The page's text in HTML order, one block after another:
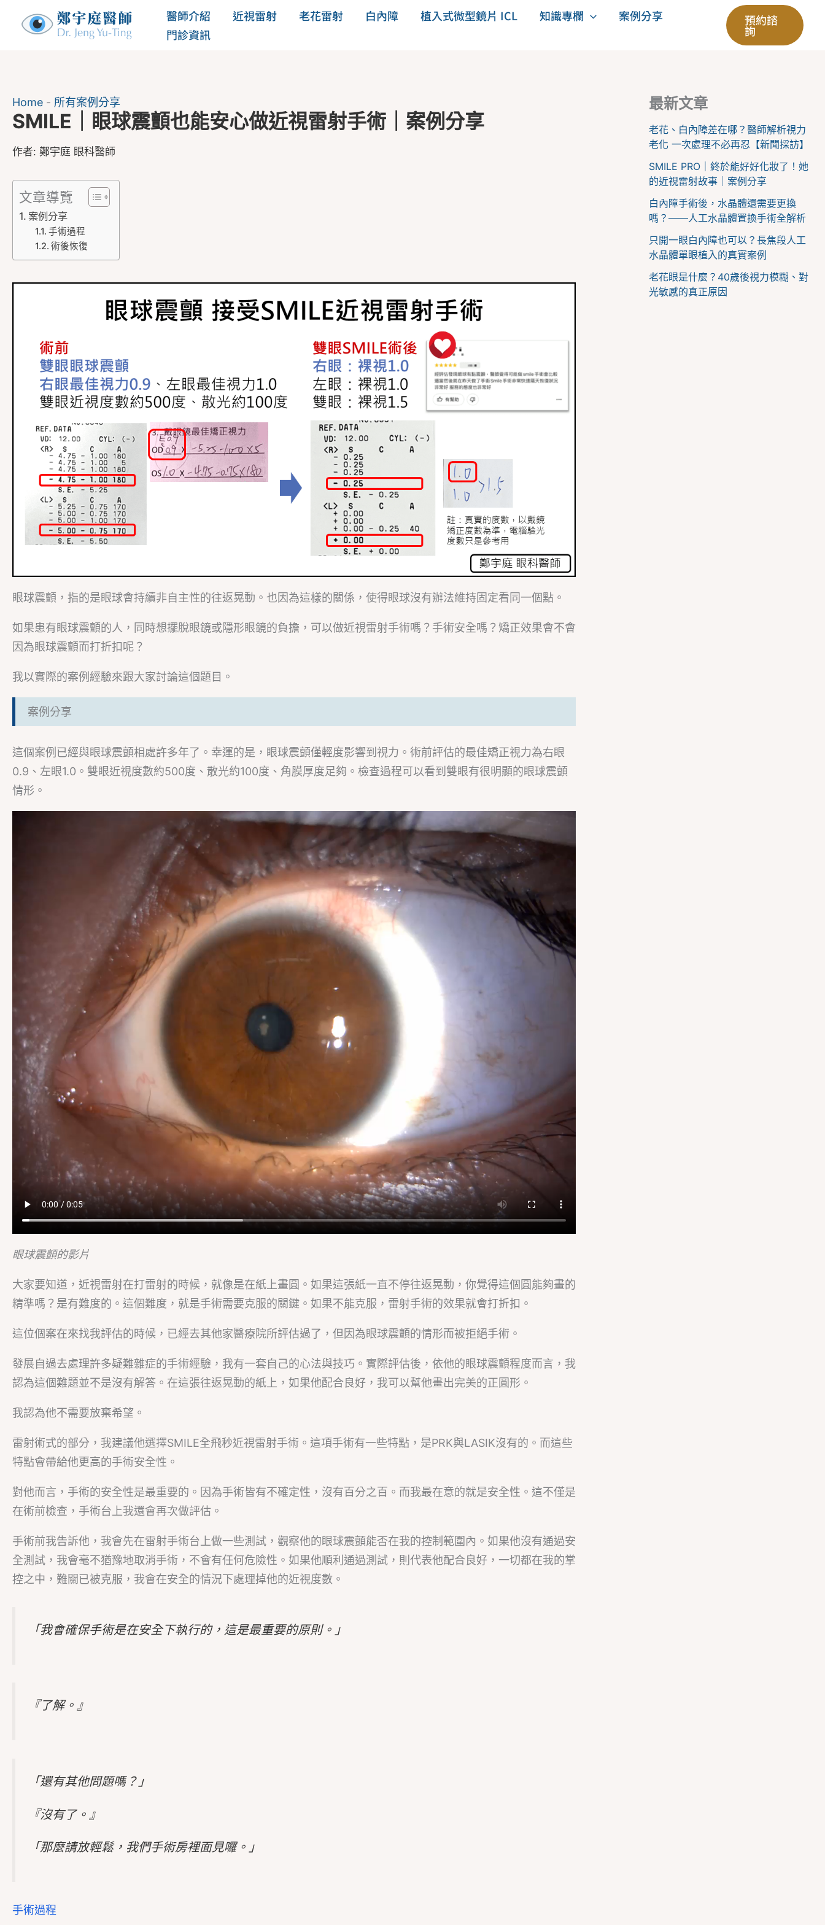
醫師介紹 近視雷射 老花雷射 白內障 植入式微型鏡片 ICL 知識專欄
案例分享
門診資訊
預約諮
詢
Home - 所有案例分享
SMILE｜眼球震顫也能安心做近視雷射手術｜案例分享
作者: 鄭宇庭 眼科醫師
文章導覽
案例分享
手術過程
術後恢復
眼球震顫，指的是眼球會持續非自主性的往返晃動。也因為這樣的關係，使得眼球沒有辦法維持固定看同一個點。
如果患有眼球震顫的人，同時想擺脫眼鏡或隱形眼鏡的負擔，可以做近視雷射手術嗎？手術安全嗎？矯正效果會不會
因為眼球震顫而打折扣呢？
我以實際的案例經驗來跟大家討論這個題目。
案例分享
這個案例已經與眼球震顫相處許多年了。幸運的是，眼球震顫僅輕度影響到視力。術前評估的最佳矯正視力為右眼
0.9、左眼1.0。雙眼近視度數約500度、散光約100度、角膜厚度足夠。檢查過程可以看到雙眼有很明顯的眼球震顫
情形。
眼球震顫的影片
大家要知道，近視雷射在打雷射的時候，就像是在紙上畫圓。如果這張紙一直不停往返晃動，你覺得這個圓能夠畫的
精準嗎？是有難度的。這個難度，就是手術需要克服的關鍵。如果不能克服，雷射手術的效果就會打折扣。
這位個案在來找我評估的時候，已經去其他家醫療院所評估過了，但因為眼球震顫的情形而被拒絕手術。
發展自過去處理許多疑難雜症的手術經驗，我有一套自己的心法與技巧。實際評估後，依他的眼球震顫程度而言，我
認為這個難題並不是沒有解答。在這張往返晃動的紙上，如果他配合良好，我可以幫他畫出完美的正圓形。
我認為他不需要放棄希望。
雷射術式的部分，我建議他選擇SMILE全飛秒近視雷射手術。這項手術有一些特點，是PRK與LASIK沒有的。而這些
特點會帶給他更高的手術安全性。
對他而言，手術的安全性是最重要的。因為手術皆有不確定性，沒有百分之百。而我最在意的就是安全性。這不僅是
在術前檢查，手術台上我還會再次做評估。
手術前我告訴他，我會先在雷射手術台上做一些測試，觀察他的眼球震顫能否在我的控制範圍內。如果他沒有通過安
全測試，我會毫不猶豫地取消手術，不會有任何危險性。如果他順利通過測試，則代表他配合良好，一切都在我的掌
控之中，難關已被克服，我會在安全的情況下處理掉他的近視度數。
「我會確保手術是在安全下執行的，這是最重要的原則。」
『了解。』
「還有其他問題嗎？」
『沒有了。』
「那麼請放輕鬆，我們手術房裡面見囉。」
手術過程
最新文章
老花、白內障差在哪？醫師解析視力
老化 一次處理不必再忍【新聞採訪】
SMILE PRO｜終於能好好化妝了！她
的近視雷射故事｜案例分享
白內障手術後，水晶體還需要更換
嗎？——人工水晶體置換手術全解析
只開一眼白內障也可以？長焦段人工
水晶體單眼植入的真實案例
老花眼是什麼？40歲後視力模糊、對
光敏感的真正原因